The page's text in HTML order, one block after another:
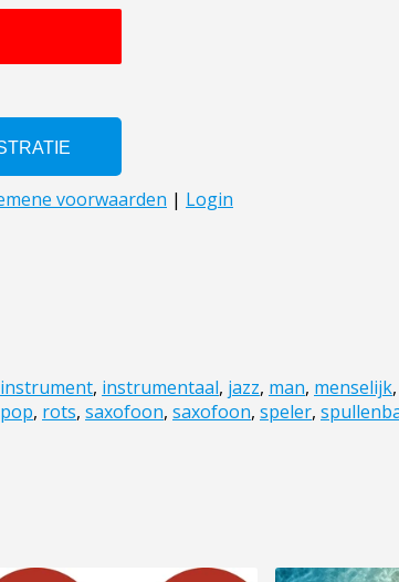
instrument, instrumentaal, jazz, man, menselijk,
pop, rots, saxofoon, saxofoon, speler,